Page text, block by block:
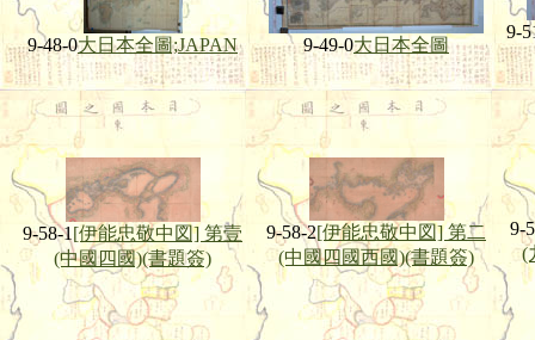
9-48-0大日本全圖;JAPAN 9-49-0大日本全圖
9-
9-58-1[伊能忠敬中図] 第壹
(中國四國)(書題簽)
9-58-2[伊能忠敬中図] 第二
(中國四國西國)(書題簽)
9-
(